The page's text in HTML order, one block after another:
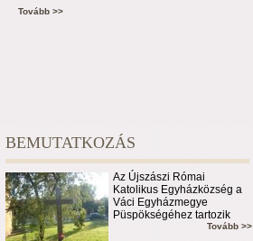
Tovább >>
BEMUTATKOZÁS
Az Újszászi Római
Katolikus Egyházközség a
Váci Egyházmegye
Püspökségéhez tartozik
Tovább >>